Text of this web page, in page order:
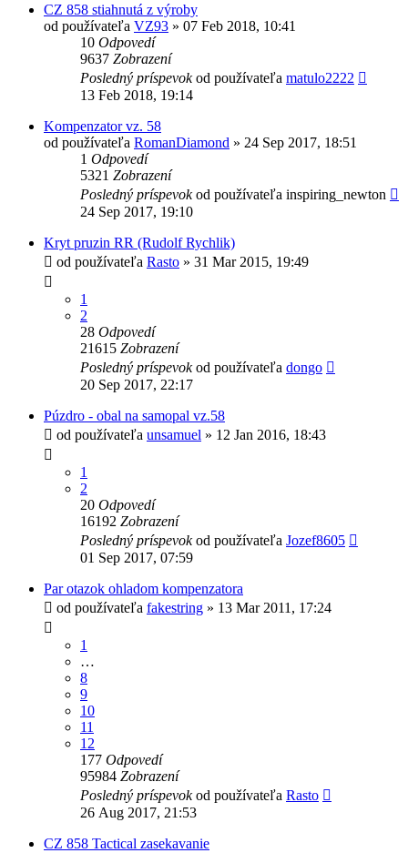
CZ 858 stiahnutá z výroby
od používateľa VZ93 » 07 Feb 2018, 10:41
10 Odpovedí
9637 Zobrazení
Posledný príspevokod používateľa matulo2222
13 Feb 2018, 19:14
Kompenzator vz. 58
od používateľa RomanDiamond » 24 Sep 2017, 18:51
1 Odpovedí
5321 Zobrazení
Posledný príspevokod používateľa inspiring_newton
24 Sep 2017, 19:10
Kryt pruzin RR (Rudolf Rychlik)
od používateľa Rasto » 31 Mar 2015, 19:49
1
2
28 Odpovedí
21615 Zobrazení
Posledný príspevokod používateľa dongo
20 Sep 2017, 22:17
Púzdro - obal na samopal vz.58
od používateľa unsamuel » 12 Jan 2016, 18:43
1
2
20 Odpovedí
16192 Zobrazení
Posledný príspevokod používateľa Jozef8605
01 Sep 2017, 07:59
Par otazok ohladom kompenzatora
od používateľa fakestring » 13 Mar 2011, 17:24
1
…
8
9
10
11
12
177 Odpovedí
95984 Zobrazení
Posledný príspevokod používateľa Rasto
26 Aug 2017, 21:53
CZ 858 Tactical zasekavanie